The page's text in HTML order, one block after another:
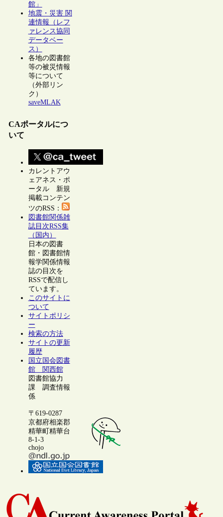
館」
地震・災害 関
連情報（レフ
ァレンス協同
データベー
ス）
各地の図書館
等の被災情報
等について
（外部リン
ク）
saveMLAK
CAポータルにつ
いて
カレントアウ
ェアネス・ポ
ータル 新規
掲載コンテン
ツのRSS：
図書館関係雑
誌目次RSS集
（国内）
日本の図書
館・図書館情
報学関係情報
誌の目次を
RSSで配信し
ています。
このサイトに
ついて
サイトポリシ
ー
検索の方法
サイトの更新
履歴
国立国会図書
館 関西館
図書館協力
課 調査情報
係
〒619-0287
京都府相楽郡
精華町精華台
8-1-3
chojo